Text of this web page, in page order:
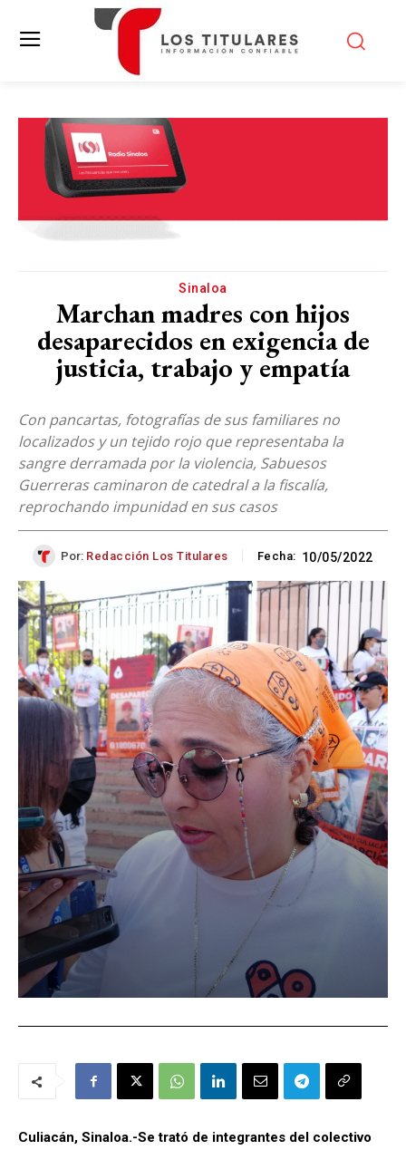
Sinaloa
Marchan madres con hijos
desaparecidos en exigencia de
justicia, trabajo y empatía
Con pancartas, fotografías de sus familiares no
localizados y un tejido rojo que representaba la
sangre derramada por la violencia, Sabuesos
Guerreras caminaron de catedral a la fiscalía,
reprochando impunidad en sus casos
Por: Redacción Los Titulares Fecha: 10/05/2022
Culiacán, Sinaloa.-Se trató de integrantes del colectivo